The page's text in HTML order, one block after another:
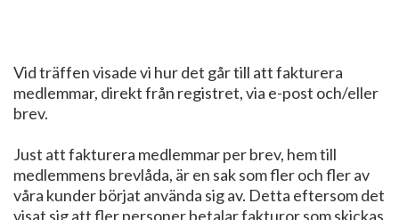
Vid träffen visade vi hur det går till att fakturera
medlemmar, direkt från registret, via e-post och/eller
brev.
Just att fakturera medlemmar per brev, hem till
medlemmens brevlåda, är en sak som fler och fler av
våra kunder börjat använda sig av. Detta eftersom det
visat sig att fler personer betalar fakturor som skickas